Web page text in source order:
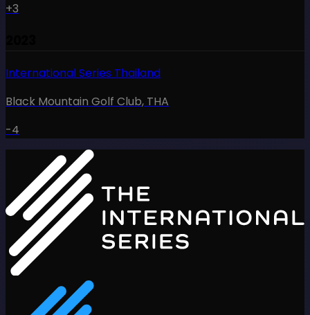
+3
International Series Thailand
Black Mountain Golf Club, THA
-4